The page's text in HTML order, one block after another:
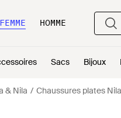
FEMME HOMME
Sacs Bijoux
& Nila Chaussures plates